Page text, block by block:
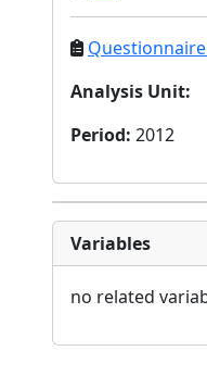
Analysis Unit:
Period: 2012
Variables
no related